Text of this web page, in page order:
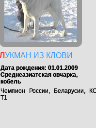
ЛУКМАН ИЗ КЛОВИ
Дата рождения: 01.01.2009
Среднеазиатская овчарка,
кобель
Чемпион России, Беларусии,
Т1